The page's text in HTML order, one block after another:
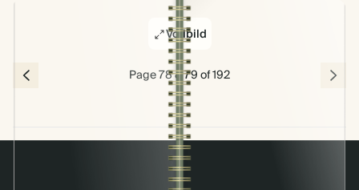
Vollbild
Page 78 & 79 of 192